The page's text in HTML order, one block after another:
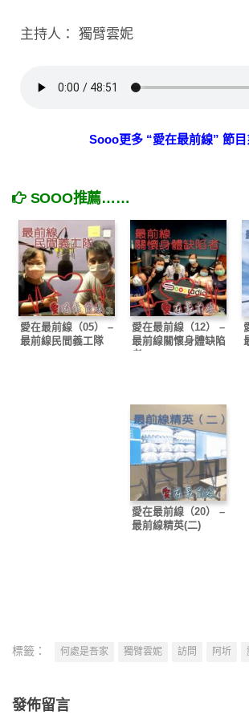
主持人： 獨臂雲妮
Sooo更多 “愛在最前線” 節目
SOOO推薦……
愛在最前線（05） –
最前線民間義工隊
愛在最前線（12） –
最前線關懷身體缺陷
者
愛在最前線（20） –
最前線精英(二)
標籤： 何處是吾家 獨臂雲妮 訪問 阿圻
發佈留言